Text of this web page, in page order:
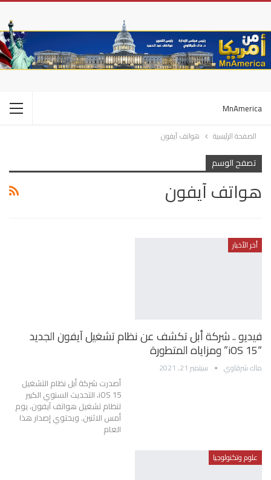
MnAmerica
الصفحة الرئيسية هواتف آيفون
تصفح الوسم
هواتف آيفون
أخر الأخبار
فيديو .. شركة أبل تكشف عن نظام تشغيل آيفون الجديد
“iOS 15” ومزاياه المتطورة
ماك شرقاوي سبتمبر 21, 2021
أصدرت شركة أبل نظام التشغيل
iOS 15، التحديث السنوي الكبير
لنظام تشغيل هواتف آيفون، يوم
أمس الاثنين. ويحتوي إصدار هذا
العام
علوم وتكنولوجيا